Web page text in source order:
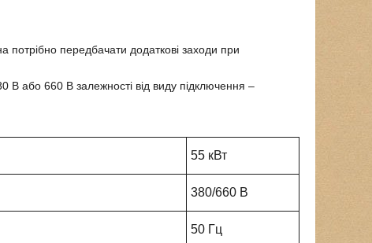
передбачати додаткові заходи при
В або 660 В залежності від виду підключення –
55 кВт
380/660 В
50 Гц